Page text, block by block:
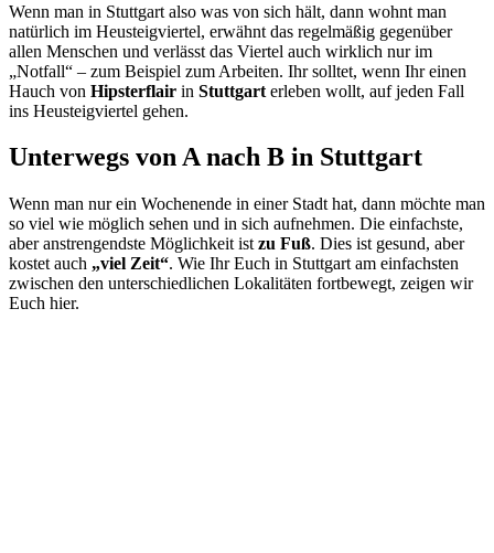
Wenn man in Stuttgart also was von sich hält, dann wohnt man
natürlich im Heusteigviertel, erwähnt das regelmäßig gegenüber
allen Menschen und verlässt das Viertel auch wirklich nur im
„Notfall“ – zum Beispiel zum Arbeiten. Ihr solltet, wenn Ihr einen
Hauch von Hipsterflair in Stuttgart erleben wollt, auf jeden Fall
ins Heusteigviertel gehen.
Unterwegs von A nach B in Stuttgart
Wenn man nur ein Wochenende in einer Stadt hat, dann möchte man
so viel wie möglich sehen und in sich aufnehmen. Die einfachste,
aber anstrengendste Möglichkeit ist zu Fuß. Dies ist gesund, aber
kostet auch „viel Zeit“. Wie Ihr Euch in Stuttgart am einfachsten
zwischen den unterschiedlichen Lokalitäten fortbewegt, zeigen wir
Euch hier.